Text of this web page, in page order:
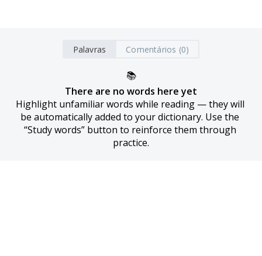
Palavras Comentários (0)
📚
There are no words here yet
Highlight unfamiliar words while reading — they will
be automatically added to your dictionary. Use the
“Study words” button to reinforce them through
practice.